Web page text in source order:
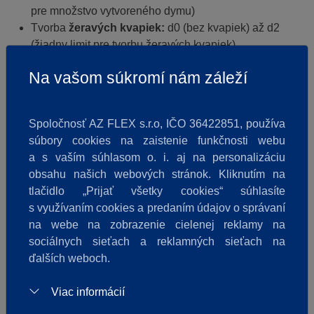
pre množstvo vytvoreného dymu)
Tvorba žeravých kvapiek: d0 (bez kvapiek) až d2
(žiadny limit pre tvorbu žeravých kvapiek)
vysokou protipožiarnou ochranou
Najpoužívanejšieminerálne kazetyod výrobcu
KnaufCeiling Solutions majú klasifikáciu A2, s1, d0.
Spĺňajú tak najprísnejšie požiadavky na protipožiarnu
ochranu a minimálnu tvorbu dymu a žeravých kvapiek.
Produkty od značky
Rockfon dosahujú dokonca
klasifikáciu A1
, čo znamená úplnú nehorľavosť materiálu.
stropné podhľady, máte istotu, že konštrukcia
Na vašom súkromí nám záleží
Spoločnosť AZ FLEX s.r.o, IČO 36422851, používa
súbory cookies na zaistenie funkčnosti webu
a s vaším súhlasom o. i. aj na personalizáciu
obsahu našich webových stránok. Kliknutím na
tlačidlo „Prijať všetky cookies“ súhlasíte
s využívaním cookies a predaním údajov o správaní
na webe na zobrazenie cielenej reklamy na
sociálnych sieťach a reklamných sieťach na
ďalších weboch.
Viac informácií